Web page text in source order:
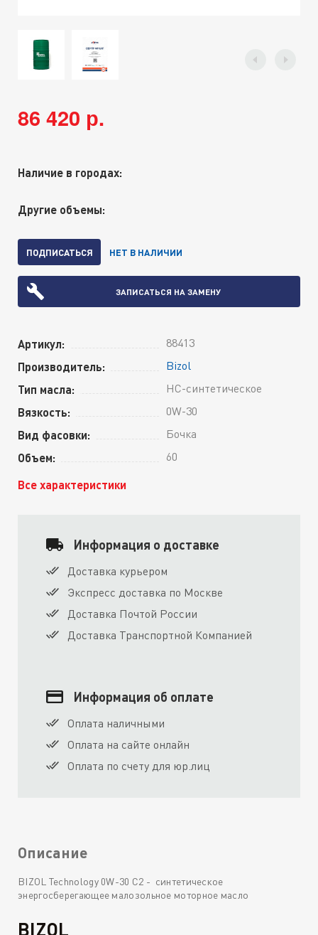
86 420 р.
Наличие в городах:
Другие объемы:
ПОДПИСАТЬСЯ НЕТ В НАЛИЧИИ
ЗАПИСАТЬСЯ НА ЗАМЕНУ
Артикул: 88413
Производитель: Bizol
Тип масла: HC-синтетическое
Вязкость: 0W-30
Вид фасовки: Бочка
Объем: 60
Все характеристики
Информация о доставке
Доставка курьером
Экспресс доставка по Москве
Доставка Почтой России
Доставка Транспортной Компанией
Информация об оплате
Оплата наличными
Оплата на сайте онлайн
Оплата по счету для юр.лиц
Описание
BIZOL Technology 0W-30 C2 - синтетическое
энергосберегающее малозольное моторное масло
BIZOL